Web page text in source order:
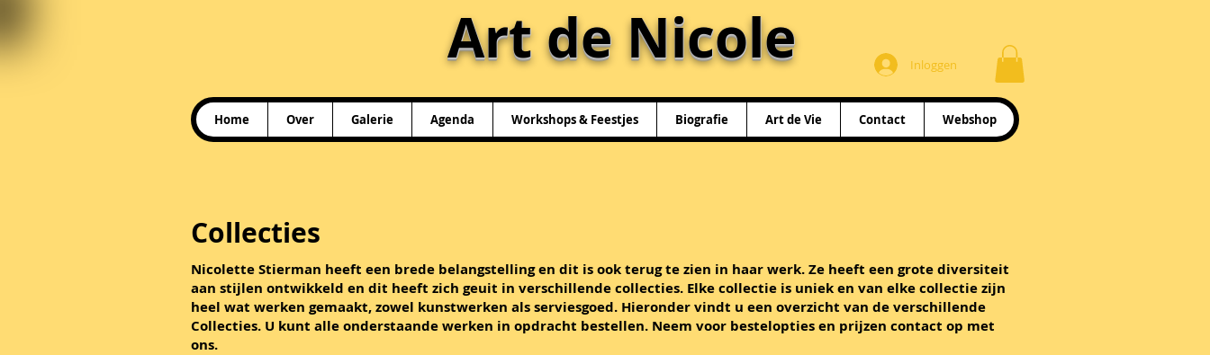
Art de Nicole Inloggen
Home Over Galerie Agenda Workshops & Feestjes Biografie Art de Vie Contact Webshop
Collecties
Nicolette Stierman heeft een brede belangstelling en dit is ook terug te zien in haar werk. Ze heeft een grote diversiteit
aan stijlen ontwikkeld en dit heeft zich geuit in verschillende collecties. Elke collectie is uniek en van elke collectie zijn
heel wat werken gemaakt, zowel kunstwerken als serviesgoed. Hieronder vindt u een overzicht van de verschillende
Collecties. U kunt alle onderstaande werken in opdracht bestellen. Neem voor bestelopties en prijzen contact op met
ons.